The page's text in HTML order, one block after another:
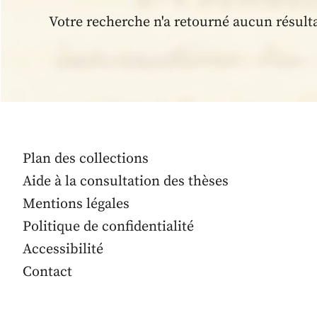
Votre recherche n'a retourné aucun
Plan des collections
Aide à la consultation des thèses
Mentions légales
Politique de confidentialité
Accessibilité
Contact